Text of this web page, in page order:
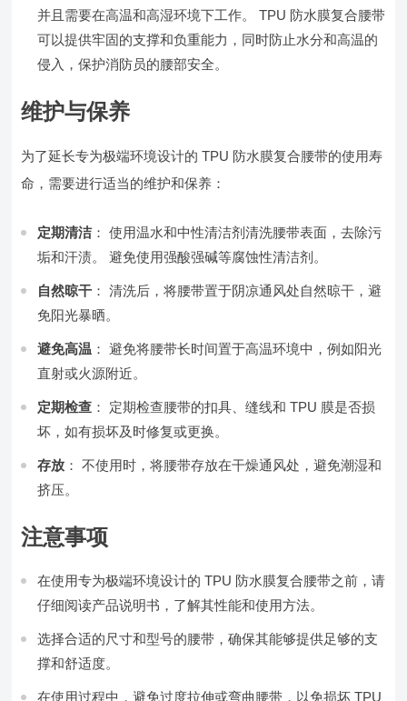
并且需要在高温和高湿环境下工作。 TPU 防水膜复合腰带
可以提供牢固的支撑和负重能力，同时防止水分和高温的
侵入，保护消防员的腰部安全。
维护与保养
为了延长专为极端环境设计的 TPU 防水膜复合腰带的使用寿
命，需要进行适当的维护和保养：
定期清洁： 使用温水和中性清洁剂清洗腰带表面，去除污
垢和汗渍。 避免使用强酸强碱等腐蚀性清洁剂。
自然晾干 ： 清洗后，将腰带置于阴凉通风处自然晾干，避
免阳光暴晒。
避免高温 ： 避免将腰带长时间置于高温环境中，例如阳光
直射或火源附近。
定期检查 ： 定期检查腰带的扣具、缝线和 TPU 膜是否损
坏，如有损坏及时修复或更换。
存放 ： 不使用时，将腰带存放在干燥通风处，避免潮湿和
挤压。
注意事项
在使用专为极端环境设计的 TPU 防水膜复合腰带之前，请
仔细阅读产品说明书，了解其性能和使用方法。
选择合适的尺寸和型号的腰带，确保其能够提供足够的支
撑和舒适度。
在使用过程中，避免过度拉伸或弯曲腰带，以免损坏 TPU